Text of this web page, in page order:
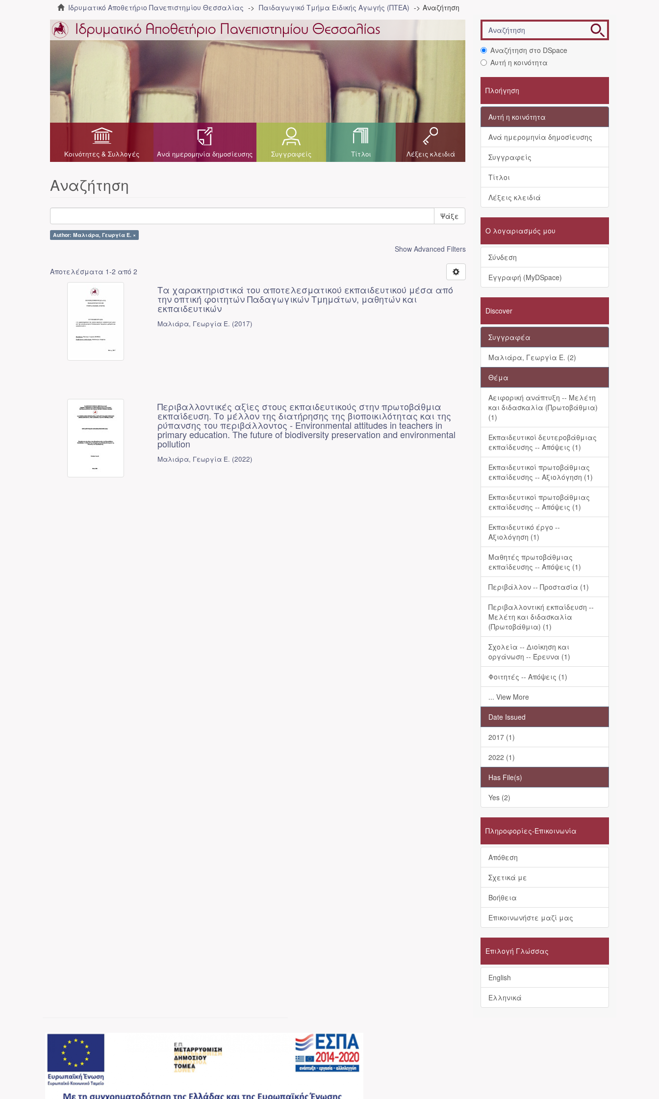
Ιδρυματικό Αποθετήριο Πανεπιστημίου Θεσσαλίας Παιδαγωγικό Τμήμα Ειδικής Αγωγής (ΠΤΕΑ) Αναζήτηση
Κοινότητες & Συλλογές Ανά ημερομηνία δημοσίευσης Συγγραφείς Τίτλοι Λέξεις κλειδιά
Αναζήτηση
Ψάξε
Author: Μαλιάρα, Γεωργία Ε. ×
Show Advanced Filters
Αποτελέσματα 1-2 από 2
Τα χαρακτηριστικά του αποτελεσματικού εκπαιδευτικού μέσα από
την οπτική φοιτητών Παδαγωγικών Τμημάτων, μαθητών και
εκπαιδευτικών
Μαλιάρα, Γεωργία Ε. (2017)
Περιβαλλοντικές αξίες στους εκπαιδευτικούς στην πρωτοβάθμια
εκπαίδευση. Το μέλλον της διατήρησης της βιοποικιλότητας και της
ρύπανσης του περιβάλλοντος - Environmental attitudes in teachers in
primary education. The future of biodiversity preservation and environmental
pollution
Μαλιάρα, Γεωργία Ε. (2022)
Αναζήτηση στο DSpace
Αυτή η κοινότητα
Πλοήγηση
Αυτή η κοινότητα
Ανά ημερομηνία δημοσίευσης
Συγγραφείς
Τίτλοι
Λέξεις κλειδιά
Ο λογαριασμός μου
Σύνδεση
Εγγραφή (MyDSpace)
Discover
Συγγραφέα
Μαλιάρα, Γεωργία Ε. (2)
Θέμα
Αειφορική ανάπτυξη -- Μελέτη
και διδασκαλία (Πρωτοβάθμια)
(1)
Εκπαιδευτικοί δευτεροβάθμιας
εκπαίδευσης -- Απόψεις (1)
Εκπαιδευτικοί πρωτοβάθμιας
εκπαίδευσης -- Αξιολόγηση (1)
Εκπαιδευτικοί πρωτοβάθμιας
εκπαίδευσης -- Απόψεις (1)
Εκπαιδευτικό έργο --
Αξιολόγηση (1)
Μαθητές πρωτοβάθμιας
εκπαίδευσης -- Απόψεις (1)
Περιβάλλον -- Προστασία (1)
Περιβαλλοντική εκπαίδευση --
Μελέτη και διδασκαλία
(Πρωτοβάθμια) (1)
Σχολεία -- Διοίκηση και
οργάνωση -- Έρευνα (1)
Φοιτητές -- Απόψεις (1)
... View More
Date Issued
2017 (1)
2022 (1)
Has File(s)
Yes (2)
Πληροφορίες-Επικοινωνία
Απόθεση
Σχετικά με
Βοήθεια
Επικοινωνήστε μαζί μας
Επιλογή Γλώσσας
English
Ελληνικά